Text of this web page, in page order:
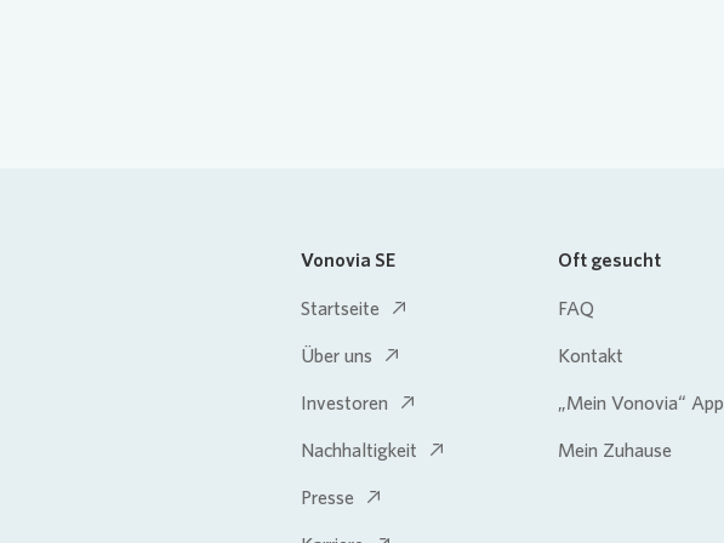
Vonovia SE
Startseite
Über uns
Investoren
Nachhaltigkeit
Presse
Oft gesucht
FAQ
Kontakt
„Mein Vonovia“ App
Mein Zuhause